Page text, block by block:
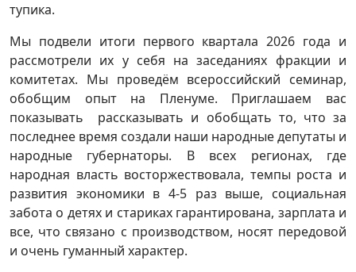
тупика.
Мы подвели итоги первого квартала 2026 года и
рассмотрели их у себя на заседаниях фракции и
комитетах. Мы проведём всероссийский семинар,
обобщим опыт на Пленуме. Приглашаем вас
показывать рассказывать и обобщать то, что за
последнее время создали наши народные депутаты и
народные губернаторы. В всех регионах, где
народная власть восторжествовала, темпы роста и
развития экономики в 4-5 раз выше, социальная
забота о детях и стариках гарантирована, зарплата и
все, что связано с производством, носят передовой
и очень гуманный характер.